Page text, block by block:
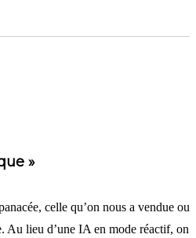
»
celle qu’on nous a vendue ou
Au lieu d’une IA en mode réactif, on